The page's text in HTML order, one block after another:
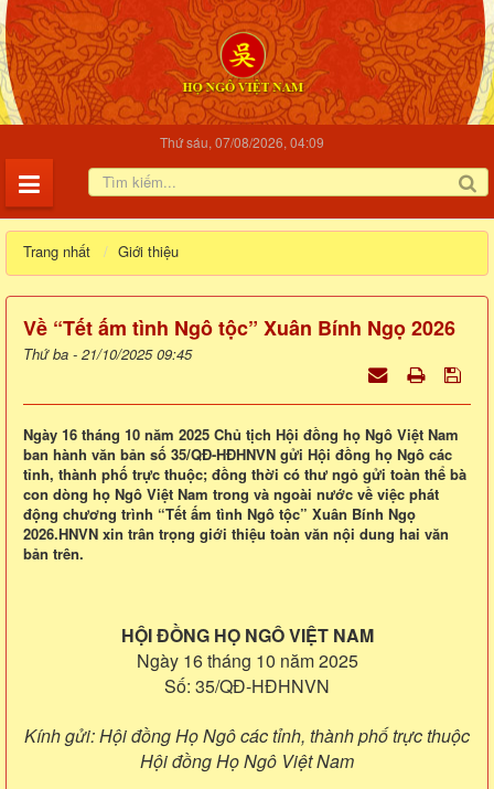
Thứ sáu, 07/08/2026, 04:09
Trang nhất Giới thiệu
Về “Tết ấm tình Ngô tộc” Xuân Bính Ngọ 2026
Thứ ba - 21/10/2025 09:45
Ngày 16 tháng 10 năm 2025 Chủ tịch Hội đồng họ Ngô Việt Nam
ban hành văn bản số 35/QĐ-HĐHNVN gửi Hội đồng họ Ngô các
tỉnh, thành phố trực thuộc; đồng thời có thư ngỏ gửi toàn thể bà
con dòng họ Ngô Việt Nam trong và ngoài nước về việc phát
động chương trình “Tết ấm tình Ngô tộc” Xuân Bính Ngọ
2026.HNVN xin trân trọng giới thiệu toàn văn nội dung hai văn
bản trên.
HỘI ĐỒNG HỌ NGÔ VIỆT NAM
Ngày 16 tháng 10 năm 2025
Số: 35/QĐ-HĐHNVN
Kính gửi: Hội đồng Họ Ngô các tỉnh, thành phố trực thuộc
Hội đồng Họ Ngô Việt Nam